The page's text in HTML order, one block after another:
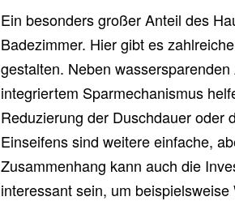
Ein besonders großer Anteil des
Badezimmer. Hier gibt es
gestalten. Neben
integriertem Sparmechanismus
Reduzierung der Duschdauer oder
Einseifens sind weitere einfache,
Zusammenhang kann auch die
interessant sein, um